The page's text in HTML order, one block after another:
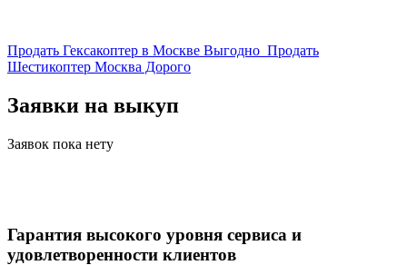
Продать Гексакоптер в Москве Выгодно Продать
Шестикоптер Москва Дорого
Заявки на выкуп
Заявок пока нету
Гарантия высокого уровня сервиса и
удовлетворенности клиентов